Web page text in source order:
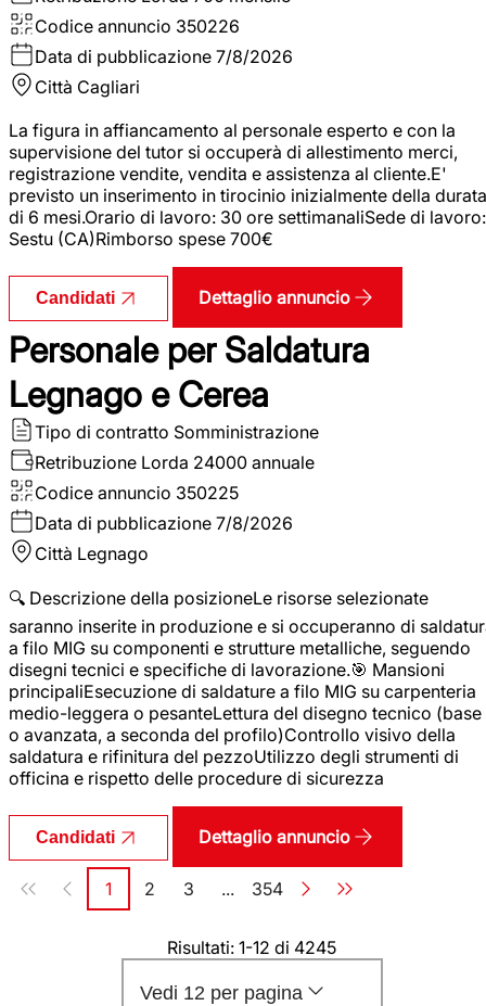
Codice annuncio 350226
Data di pubblicazione 7/8/2026
Città Cagliari
La figura in affiancamento al personale esperto e con la
supervisione del tutor si occuperà di allestimento merci,
registrazione vendite, vendita e assistenza al cliente.E'
previsto un inserimento in tirocinio inizialmente della durata
di 6 mesi.Orario di lavoro: 30 ore settimanaliSede di lavoro:
Sestu (CA)Rimborso spese 700€
Candidati Dettaglio annuncio
Personale per Saldatura
Legnago e Cerea
Tipo di contratto Somministrazione
Retribuzione Lorda 24000 annuale
Codice annuncio 350225
Data di pubblicazione 7/8/2026
Città Legnago
🔍 Descrizione della posizioneLe risorse selezionate
saranno inserite in produzione e si occuperanno di
a filo MIG su componenti e strutture metalliche, seguendo
disegni tecnici e specifiche di lavorazione.🎯 Mansioni
principaliEsecuzione di saldature a filo MIG su carpenteria
medio-leggera o pesanteLettura del disegno tecnico (base
o avanzata, a seconda del profilo)Controllo visivo della
saldatura e rifinitura del pezzoUtilizzo degli strumenti di
officina e rispetto delle procedure di sicurezza
Candidati Dettaglio annuncio
Paginazione
Pagina
1 Pagina
2 Pagina
3 ... Pagina
354
Risultati: 1-12 di 4245
Vedi 12 per pagina